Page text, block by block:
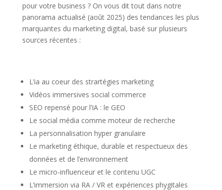
pour votre business ? On vous dit tout dans notre
panorama actualisé (août 2025) destendances les plus
marquantes du marketing digital, basé sur plusieurs
sources récentes :
L’ia au coeur des strartégies marketing
Vidéos immersives social commerce
SEO repensé pour l’IA : le GEO
Le social média comme moteur de recherche
La personnalisation hyper granulaire
Le marketing éthique, durable et respectueux des
données et de l’environnement
Le micro-influenceur et le contenu UGC
L’immersion via RA / VR et expériences phygitales